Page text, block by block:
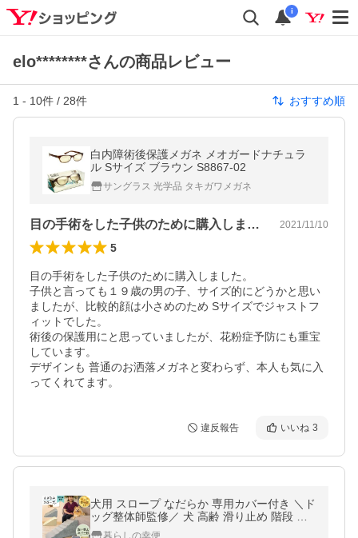
i
elo********さんの商品レビュー
1 - 10件 / 28件 おすすめ順
白内障術後保護メガネ メオガードナチュラ
ル Sサイズ ブラウン S8867-02
サングラス 光学品 タキガワメガネ
目の手術をした子供のために購入しました… 2021/11/10
5
目の手術をした子供のために購入しました。
子供と言っても１９歳の男の子、サイズ的にどうかと思い
ましたが、比較的顔は小さめのため Sサイズでジャストフ
ィットでした。
術後の保護用にと思っていましたが、花粉症予防にも重宝
しています。
デザインも 普通のお洒落メガネと変わらず、本人も気に入
ってくれてます。
違反報告 いいね 3
犬用 スロープ なだらか 専用カバー付き ＼ド
ッグ整体師監修／ 犬 高齢 滑り止め 階段 ソ
ファー ヘルニア ペットスロープ シニア犬 小
暮らしの幸便